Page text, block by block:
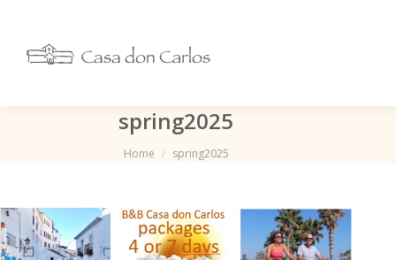
spring2025
Je bent hier:
Home spring2025